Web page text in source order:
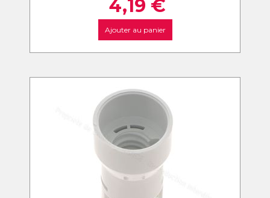
4,19 €
Ajouter au panier